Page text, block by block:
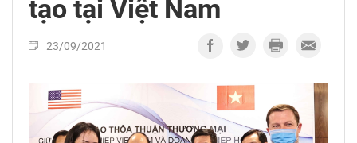
tạo tại Việt Nam
23/09/2021